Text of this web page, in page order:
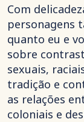
Com
personagens
quanto eu e
sobre
sexuais,
tradição e
as relações
coloniais e